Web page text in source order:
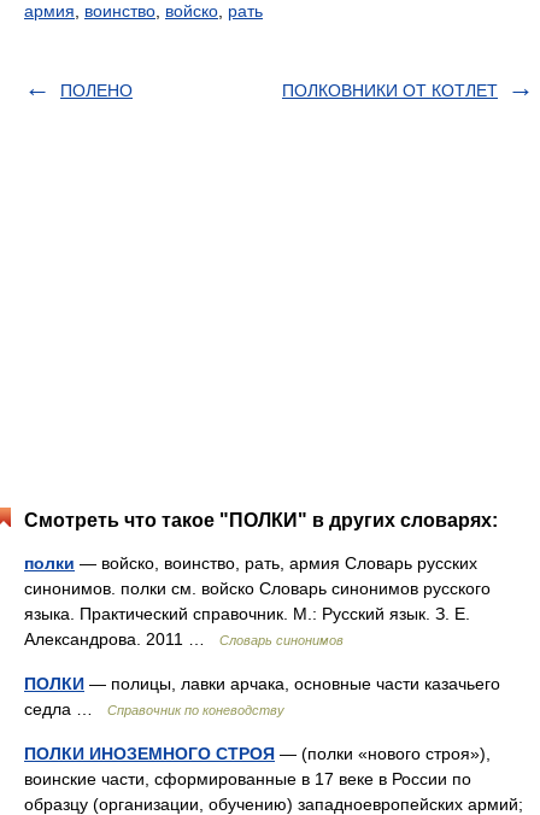
армия
воинство войско рать
ПОЛЕНО ПОЛКОВНИКИ ОТ КОТЛЕТ
Смотреть что такое "ПОЛКИ" в других словарях:
полки — войско, воинство, рать, армия Словарь русских
синонимов. полки см. войско Словарь синонимов русского
языка. Практический справочник. М.: Русский язык. З. Е.
Александрова. 2011 …
Словарь синонимов
ПОЛКИ — полицы, лавки арчака, основные части казачьего
седла …
Справочник по коневодству
ПОЛКИ ИНОЗЕМНОГО СТРОЯ — (полки «нового строя»),
воинские части, сформированные в 17 веке в России по
образцу (организации, обучению) западноевропейских армий;